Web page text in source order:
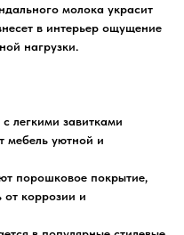
молока украсит
в интерьер ощущение
нагрузки.
легкими завитками
мебель уютной и
порошковое покрытие,
от коррозии и